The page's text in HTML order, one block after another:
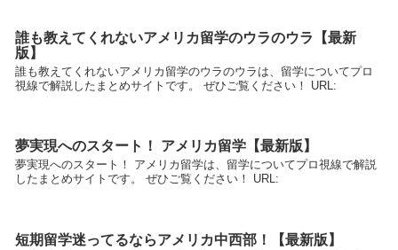
誰も教えてくれないアメリカ留学のウラのウラ【最新
版】
誰も教えてくれないアメリカ留学のウラのウラは、留学についてプロ
視線で解説したまとめサイトです。 ぜひご覧ください！ URL:
夢実現へのスタート！ アメリカ留学【最新版】
夢実現へのスタート！ アメリカ留学は、留学についてプロ視線で解説
したまとめサイトです。 ぜひご覧ください！ URL:
短期留学迷ってるならアメリカ中西部！【最新版】